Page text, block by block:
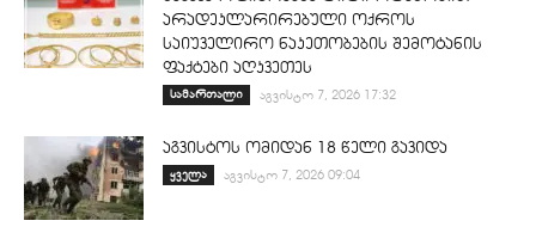
არადეკლარირებული ოქროს
საიუველირო ნაკეთობების შემოტანის
ფაქტები აღკვეთეს
სამართალი აგვისტო 7, 2026 17:32
აგვისტოს ომიდან 18 წელი გავიდა
ყველა აგვისტო 7, 2026 09:04